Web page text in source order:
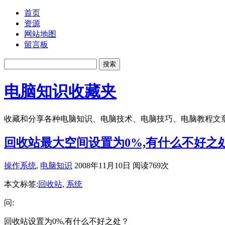
首页
资源
网站地图
留言板
电脑知识收藏夹
收藏和分享各种电脑知识、电脑技术、电脑技巧、电脑教程文
回收站最大空间设置为0%,有什么不好之
操作系统, 电脑知识 2008年11月10日 阅读769次
本文标签:回收站, 系统
问:
回收站设置为0%,有什么不好之处？